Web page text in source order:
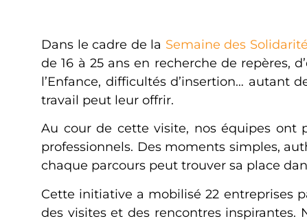
Dans le cadre de la Semaine des
de 16 à 25 ans en recherche de repères,
l’Enfance, difficultés d’insertion… autant
travail peut leur offrir.
Au cour de cette visite, nos équipes ont
professionnels. Des moments simples,
chaque parcours peut trouver sa place
Cette initiative a mobilisé 22 entreprises
des visites et des rencontres